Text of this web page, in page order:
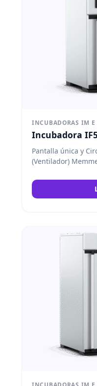
INCUBADORAS IM E
Incubadora
Pantalla única y
(Ventilador)